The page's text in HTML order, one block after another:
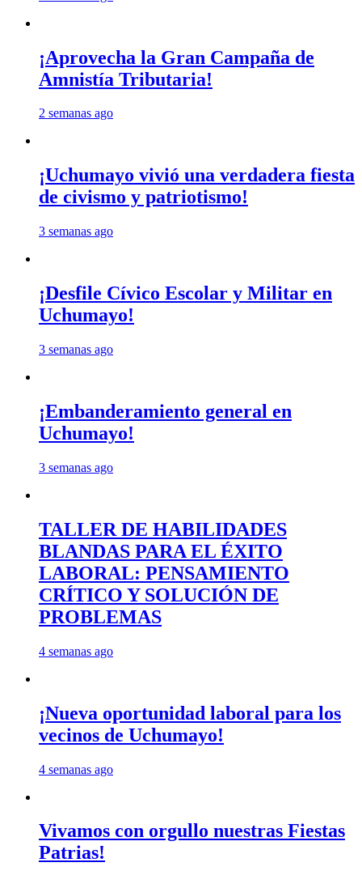
¡Aprovecha la Gran Campaña de
Amnistía Tributaria!
2 semanas ago
¡Uchumayo vivió una verdadera fiesta
de civismo y patriotismo!
3 semanas ago
¡Desfile Cívico Escolar y Militar en
Uchumayo!
3 semanas ago
¡Embanderamiento general en
Uchumayo!
3 semanas ago
TALLER DE HABILIDADES
BLANDAS PARA EL ÉXITO
LABORAL: PENSAMIENTO
CRÍTICO Y SOLUCIÓN DE
PROBLEMAS
4 semanas ago
¡Nueva oportunidad laboral para los
vecinos de Uchumayo!
4 semanas ago
Vivamos con orgullo nuestras Fiestas
Patrias!